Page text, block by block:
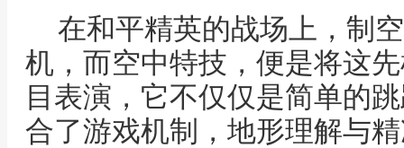
在和平精英的战场上，制
机，而空中特技，便是将这
目表演，它不仅仅是简单的
合了游戏机制，地形理解与